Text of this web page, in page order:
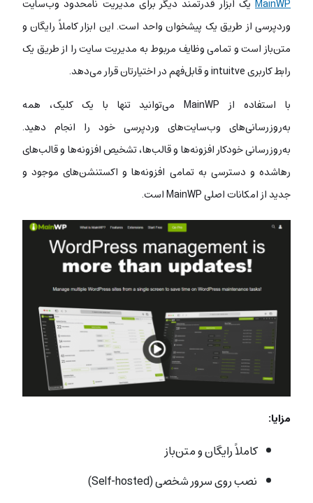
MainWPیک ابزار قدرتمند دیگر برای مدیریت نامحدود وب‌سایت
وردپرسی از طریق یک پیشخوان واحد است. این ابزار کاملاً رایگان و
متن‌باز است و تمامی وظایف مربوط به مدیریت سایت را از طریق یک
رابط کاربری intuitve و قابل‌فهم در اختیارتان قرار می‌دهد.
با استفاده از MainWP می‌توانید تنها با یک کلیک، همه
به‌روزرسانی‌های وب‌سایت‌های وردپرسی خود را انجام دهید.
به‌روزرسانی خودکار افزونه‌ها و قالب‌ها،‌ تشخیص افزونه‌ها و قالب‌های
رهاشده و دسترسی به تمامی افزونه‌ها و اکستنشن‌های موجود و
جدید از امکانات اصلی MainWP است.
مزایا:
کاملاً رایگان و متن‌باز
نصب روی سرور شخصی (Self-hosted)